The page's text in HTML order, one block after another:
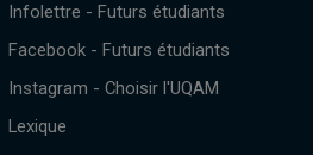
Infolettre - Futurs étudiants
Facebook - Futurs étudiants
Instagram - Choisir l'UQAM
Lexique